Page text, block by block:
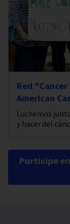
Red
American
Luchemos
y hacer del
Participe